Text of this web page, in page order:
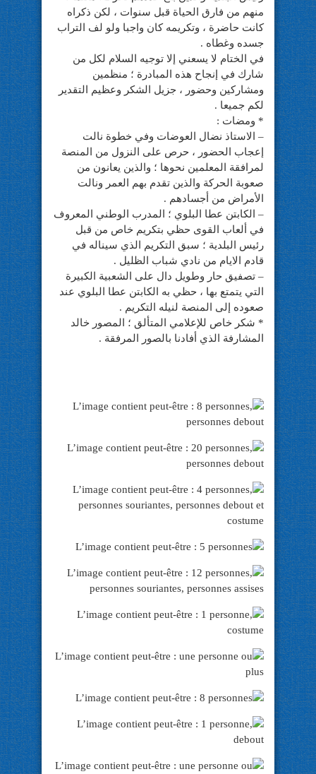
منهم من فارق الحياة قبل سنوات ، لكن ذكراه
كانت حاضرة ، وتكريمه كان واجبا ولو لف التراب
جسده وغطاه .
في الختام لا يسعني إلا توجيه السلام لكل من
شارك في إنجاح هذه المبادرة ؛ منظمين
ومشاركين وحضور ، جزيل الشكر وعظيم التقدير
لكم جميعا .
* ومضات :
– الاستاذ نضال العوضات وفي خطوة نالت
إعجاب الحضور ، حرص على النزول من المنصة
لمرافقة المعلمين نحوها ؛ والذين يعانون من
صعوبة الحركة والذين تقدم بهم العمر ونالت
الأمراض من أجسادهم .
– الكابتن عطا البلوي ؛ المدرب الوطني المعروف
في ألعاب القوى حظي بتكريم خاص من قبل
رئيس البلدية ؛ سبق التكريم الذي سيناله في
قادم الايام من نادي شباب الظليل .
– تصفيق حار وطويل دال على الشعبية الكبيرة
التي يتمتع بها ، حظي به الكابتن عطا البلوي عند
صعوده إلى المنصة لنيله التكريم .
* شكر خاص للإعلامي المتألق ؛ المصور خالد
المشارفة الذي أفادنا بالصور المرفقة .